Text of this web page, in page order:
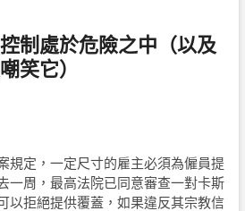
制處於危險之中（以及
笑它）
規定，一定尺寸的雇主必須為僱員提
一周，最高法院已同意審查一對卡斯
以拒絕提供覆蓋，如果違反其宗教信